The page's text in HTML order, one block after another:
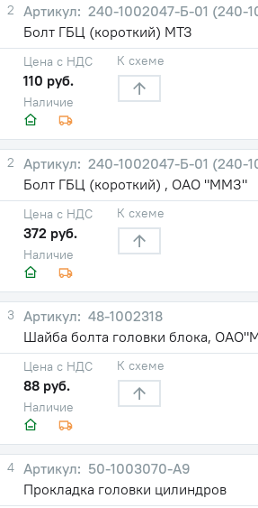
2
240-1002047-Б-01 (240-
Болт ГБЦ (короткий) МТЗ
Наличие
Цена с НДС
110 руб.
К схеме
2
240-1002047-Б-01 (240-
Болт ГБЦ (короткий) , ОАО "ММЗ"
Наличие
Цена с НДС
372 руб.
К схеме
3
48-1002318
Шайба болта головки блока,
Наличие
Цена с НДС
88 руб.
К схеме
4
50-1003070-А9
Прокладка головки цилиндров